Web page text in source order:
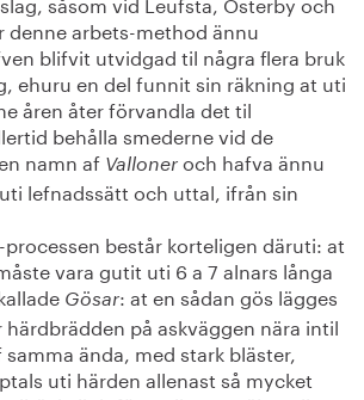
denne arbets-method ännu
blifvit utvidgad til några flera bruk
ehuru en del funnit sin räkning at uti
åren åter förvandla det til
behålla smederne vid de
namn af Valloner och hafva ännu
lefnadssätt och uttal, ifrån sin
består korteligen däruti: at
vara gutit uti 6 a 7 alnars långa
Gösar: at en sådan gös lägges
på askväggen nära intil
ända, med stark bläster,
uti härden allenast så mycket